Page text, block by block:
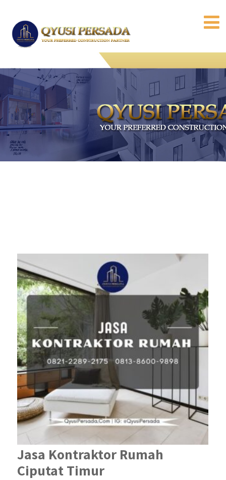
Jasa Kontraktor Rumah
Ciputat Timur